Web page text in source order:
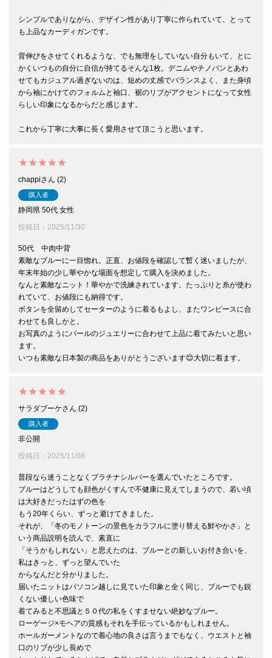
シンプルでありながら、デザイン性があり丁寧に作られていて、とって
も上品なカーディガンです。
背伸びをさせてくれるような、でも無理をしていない自分もいて、とに
かくいつもの自分に自信が持てるそんな1枚。デニムやチノパンとあわ
せてもカジュアル過ぎないのは、短めの丈感でバランスよく、また身頃
から袖にかけてのフォルムと袖口、裾のリブがアクセントになって女性
らしい印象になるからだと感じます。
これから丁寧に大事に長く愛用させて頂こうと思います。
chappi 2
購入者
静岡県 50代 女性
投稿日
2025/11/30
50代　中肉中背
素敵なブルーに一目惚れ。正直、お値段を確認して暫く迷いましたが、
年末年始の少し華やかな場面を想定して購入を決めました。
なんと素敵なニット！華やかで洗練されています。たっぷりと糸が使わ
れていて、お値段にも納得です。
ボタンを全留めしてセーターのように着るもよし、またワンピースに合
わせても良しかと。
お写真のようにパールのジュエリーに合わせて上品に着てみたいと思い
ます。
いつも素敵な日本製の商品をありがとうございます😊大切に着ます。
サラダブーケ 2
購入者
非公開
投稿日
2025/11/08
普段なら迷うことなくプラチナシルバーを選んでいたところです。
ブルーはどうしても顔色がくすんで不健康に見えてしまうので、若い頃
は大好きだったはずの色を
もう20年くらい、ずっと避けてきました。
それが、「冬のモノトーンの景色をカラフルに塗り替える鮮やかさ」と
いう商品説明を読んで、素直に
「そうかもしれない」と思えたのは、ブルーとの新しいお付き合いを、
私はきっと、ずっと望んでいた
からなんだと分かりました。
届いたニットはパソコン越しに見ていた印象と全く同じ、ブルーでも鋭
くない優しい色味で
着てみると不思議と５０代の私をくすませない絶妙なブルー。
ローゲージ×モヘアの質感もそれを手伝っているかもしれません。
ホールガーメントなので着心地の良さは言うまでもなく、ウエストと袖
口のリブが少し長めで